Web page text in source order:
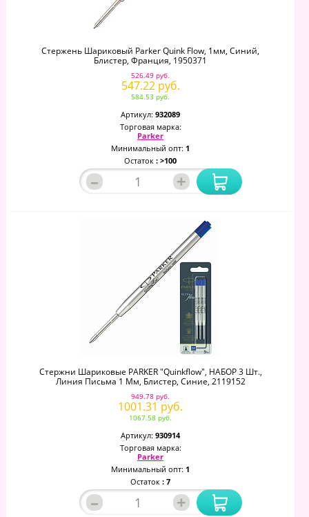
Стержень Шариковый Parker Quink Flow, 1мм, Синий,
Блистер, Франция, 1950371
526.49 руб.
547.22 руб.
584.53 руб.
Артикул: 932089
Торговая марка:
Parker
Минимальный опт: 1
Остаток : >100
– +
Стержни Шариковые PARKER "Quinkflow", НАБОР 3 Шт.,
Линия Письма 1 Мм, Блистер, Синие, 2119152
949.78 руб.
1001.31 руб.
1067.58 руб.
Артикул: 930914
Торговая марка:
Parker
Минимальный опт: 1
Остаток : 7
– +